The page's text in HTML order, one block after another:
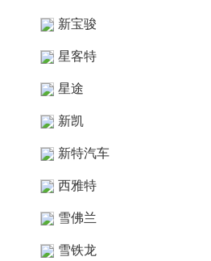
新宝骏
星客特
星途
新凯
新特汽车
西雅特
雪佛兰
雪铁龙